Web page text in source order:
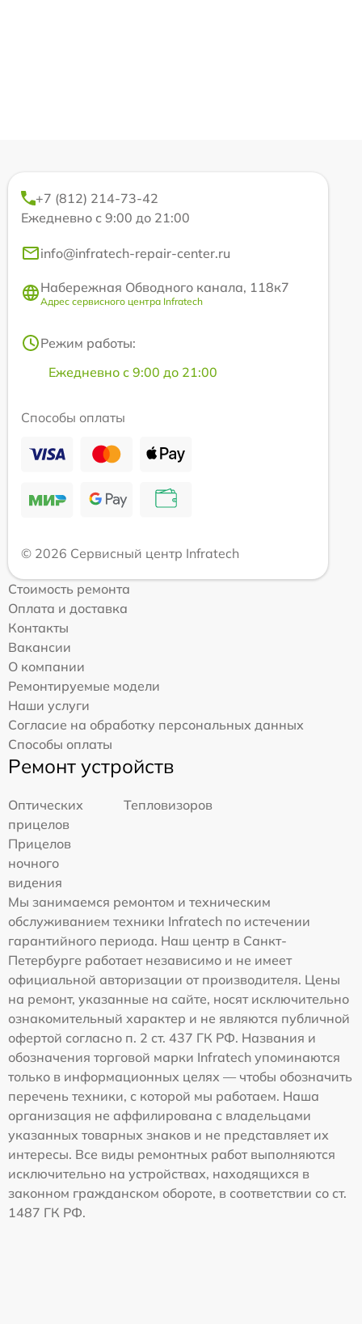
+7 (812) 214-73-42
Ежедневно с 9:00 до 21:00
info@infratech-repair-center.ru
Набережная Обводного канала, 118к7
Адрес сервисного центра Infratech
Режим работы:
Ежедневно с 9:00 до 21:00
Способы оплаты
© 2026 Сервисный центр Infratech
Стоимость ремонта
Оплата и доставка
Контакты
Вакансии
О компании
Ремонтируемые модели
Наши услуги
Согласие на обработку персональных данных
Способы оплаты
Ремонт устройств
Оптических
прицелов
Тепловизоров
Прицелов
ночного
видения
Мы занимаемся ремонтом и техническим
обслуживанием техники Infratech по истечении
гарантийного периода. Наш центр в Санкт-
Петербурге работает независимо и не имеет
официальной авторизации от производителя. Цены
на ремонт, указанные на сайте, носят исключительно
ознакомительный характер и не являются публичной
офертой согласно п. 2 ст. 437 ГК РФ. Названия и
обозначения торговой марки Infratech упоминаются
только в информационных целях — чтобы обозначить
перечень техники, с которой мы работаем. Наша
организация не аффилирована с владельцами
указанных товарных знаков и не представляет их
интересы. Все виды ремонтных работ выполняются
исключительно на устройствах, находящихся в
законном гражданском обороте, в соответствии со ст.
1487 ГК РФ.